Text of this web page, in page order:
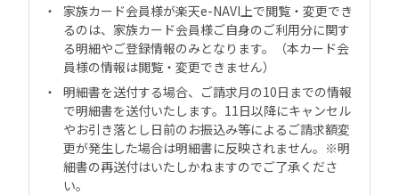
家族カード会員様が楽天e-NAVI上で閲覧・変更でき
るのは、家族カード会員様ご自身のご利用分に関す
る明細やご登録情報のみとなります。（本カード会
員様の情報は閲覧・変更できません）
明細書を送付する場合、ご請求月の10日までの情報
で明細書を送付いたします。11日以降にキャンセル
やお引き落とし日前のお振込み等によるご請求額変
更が発生した場合は明細書に反映されません。※明
細書の再送付はいたしかねますのでご了承くださ
い。